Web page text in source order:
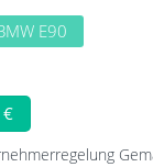
E90
€